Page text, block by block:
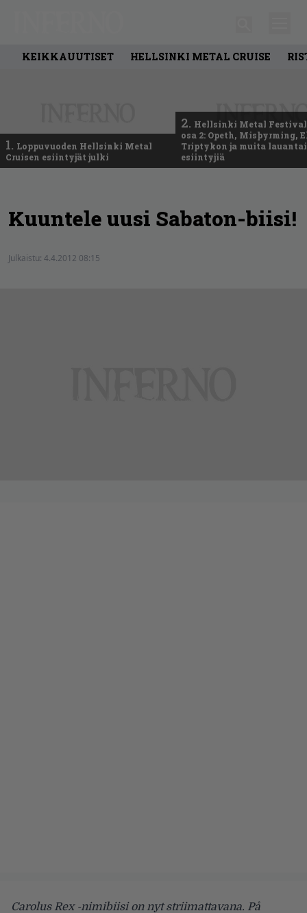
KEIKKAUUTISET HELLSINKI METAL CRUISE
1. Loppuvuoden Hellsinki Metal
Cruisen esiintyjät julki
2. Hellsinki Metal
osa 2: Opeth, Misþyrming,
Triptykon ja muita
esiintyjiä
Kuuntele uusi Sabaton-biisi!
Julkaistu: 4.4.2012 08:15
Carolus Rex -nimibiisi on nyt striimattavana. På